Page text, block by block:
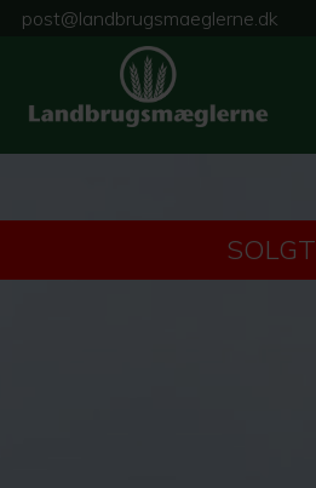
post@landbrugsmaeglerne.dk
SOLGT